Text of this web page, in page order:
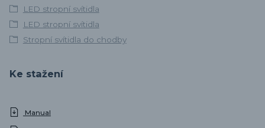
LED stropní svítidla
LED stropní svítidla
Stropní svítidla do chodby
Ke stažení
Manual